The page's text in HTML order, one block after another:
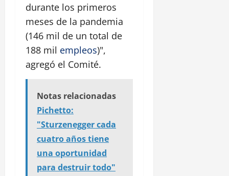
durante los primeros
meses de la pandemia
(146 mil de un total de
188 mil empleos)",
agregó el Comité.
Notas relacionadas
Pichetto:
"Sturzenegger cada
cuatro años tiene
una oportunidad
para destruir todo"